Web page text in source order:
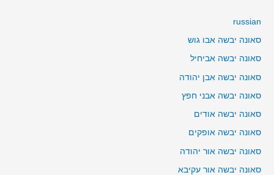
russian
סאונה יבשה אבו גוש
סאונה יבשה אביחיל
סאונה יבשה אבן יהודה
סאונה יבשה אבני חפץ
סאונה יבשה אודים
סאונה יבשה אופקים
סאונה יבשה אור יהודה
סאונה יבשה אור עקיבא